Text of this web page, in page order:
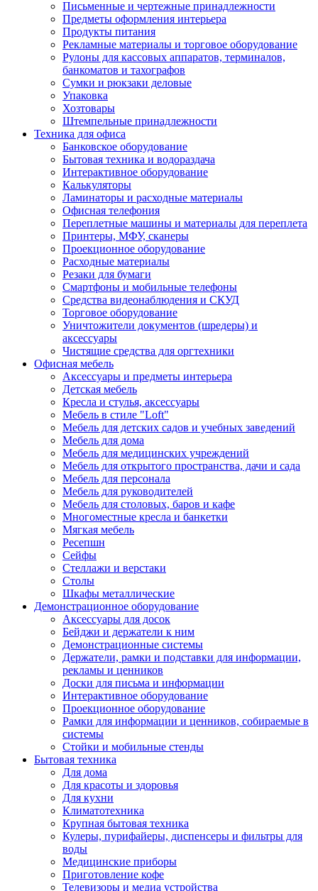
Письменные и чертежные принадлежности
Предметы оформления интерьера
Продукты питания
Рекламные материалы и торговое оборудование
Рулоны для кассовых аппаратов, терминалов,
банкоматов и тахографов
Сумки и рюкзаки деловые
Упаковка
Хозтовары
Штемпельные принадлежности
Техника для офиса
Банковское оборудование
Бытовая техника и водораздача
Интерактивное оборудование
Калькуляторы
Ламинаторы и расходные материалы
Офисная телефония
Переплетные машины и материалы для переплета
Принтеры, МФУ, сканеры
Проекционное оборудование
Расходные материалы
Резаки для бумаги
Смартфоны и мобильные телефоны
Средства видеонаблюдения и СКУД
Торговое оборудование
Уничтожители документов (шредеры) и
аксессуары
Чистящие средства для оргтехники
Офисная мебель
Аксессуары и предметы интерьера
Детская мебель
Кресла и стулья, аксессуары
Мебель в стиле "Loft"
Мебель для детских садов и учебных заведений
Мебель для дома
Мебель для медицинских учреждений
Мебель для открытого пространства, дачи и сада
Мебель для персонала
Мебель для руководителей
Мебель для столовых, баров и кафе
Многоместные кресла и банкетки
Мягкая мебель
Ресепшн
Сейфы
Стеллажи и верстаки
Столы
Шкафы металлические
Демонстрационное оборудование
Аксессуары для досок
Бейджи и держатели к ним
Демонстрационные системы
Держатели, рамки и подставки для информации,
рекламы и ценников
Доски для письма и информации
Интерактивное оборудование
Проекционное оборудование
Рамки для информации и ценников, собираемые в
системы
Стойки и мобильные стенды
Бытовая техника
Для дома
Для красоты и здоровья
Для кухни
Климатотехника
Крупная бытовая техника
Кулеры, пурифайеры, диспенсеры и фильтры для
воды
Медицинские приборы
Приготовление кофе
Телевизоры и медиа устройства